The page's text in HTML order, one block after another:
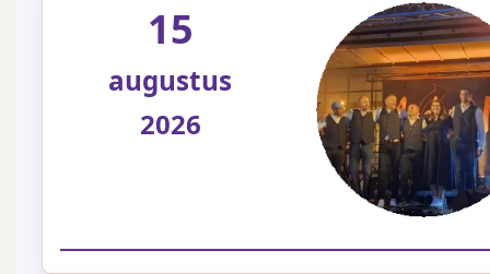
15
augustus
2026